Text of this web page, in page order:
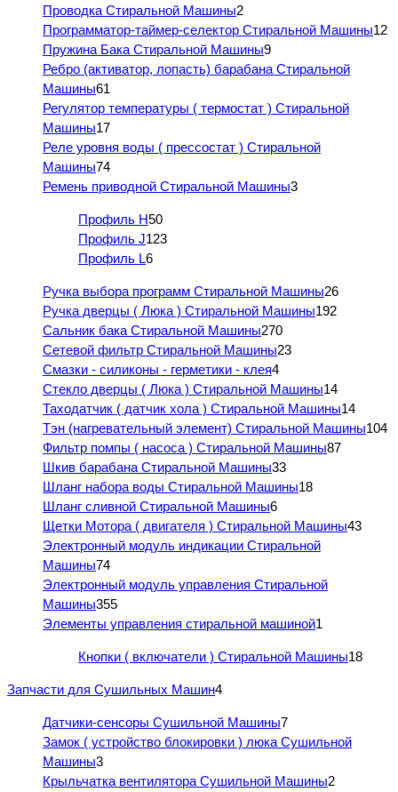
Проводка Стиральной Машины2
Программатор-таймер-селектор Стиральной Машины12
Пружина Бака Стиральной Машины9
Ребро (активатор, лопасть) барабана Стиральной
Машины61
Регулятор температуры ( термостат ) Стиральной
Машины17
Реле уровня воды ( прессостат ) Стиральной
Машины74
Ремень приводной Стиральной Машины3
Профиль H50
Профиль J123
Профиль L6
Ручка выбора программ Стиральной Машины26
Ручка дверцы ( Люка ) Стиральной Машины192
Сальник бака Стиральной Машины270
Сетевой фильтр Стиральной Машины23
Смазки - силиконы - герметики - клея4
Стекло дверцы ( Люка ) Стиральной Машины14
Таходатчик ( датчик хола ) Стиральной Машины14
Тэн (нагревательный элемент) Стиральной Машины104
Фильтр помпы ( насоса ) Стиральной Машины87
Шкив барабана Стиральной Машины33
Шланг набора воды Стиральной Машины18
Шланг сливной Стиральной Машины6
Щетки Мотора ( двигателя ) Стиральной Машины43
Электронный модуль индикации Стиральной
Машины74
Электронный модуль управления Стиральной
Машины355
Элементы управления стиральной машиной1
Кнопки ( включатели ) Стиральной Машины18
Запчасти для Сушильных Машин4
Датчики-сенсоры Сушильной Машины7
Замок ( устройство блокировки ) люка Сушильной
Машины3
Крыльчатка вентилятора Сушильной Машины2